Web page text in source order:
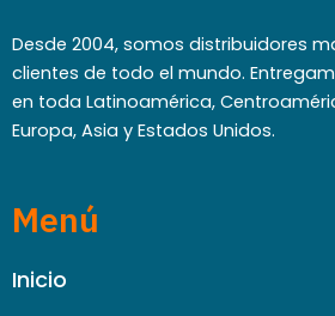
Desde 2004, somos distribuidores
clientes de todo el mundo.
en toda Latinoamérica,
Europa, Asia y Estados Unidos.
Menú
Inicio